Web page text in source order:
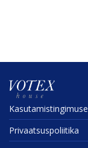
Privaat­sus­po­liitika